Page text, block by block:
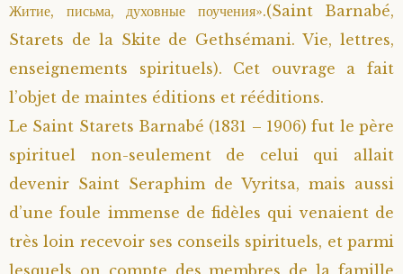
Житие, письма, духовные поучения».(Saint Barnabé,
Starets de la Skite de Gethsémani. Vie, lettres,
enseignements spirituels). Cet ouvrage a fait
l’objet de maintes éditions et rééditions.
Le Saint Starets Barnabé (1831 – 1906) fut le père
spirituel non-seulement de celui qui allait
devenir Saint Seraphim de Vyritsa, mais aussi
d’une foule immense de fidèles qui venaient de
très loin recevoir ses conseils spirituels, et parmi
lesquels on compte des membres de la famille